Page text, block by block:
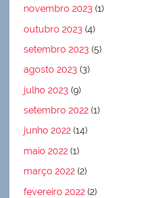
novembro 2023 (1)
outubro 2023 (4)
setembro 2023 (5)
agosto 2023 (3)
julho 2023 (9)
setembro 2022 (1)
junho 2022 (14)
maio 2022 (1)
março 2022 (2)
fevereiro 2022 (2)